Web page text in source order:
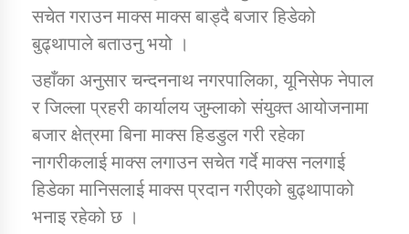
कर्णाली प्रविधि शिक्षालय जुम्लाको सुचना
सामाजिक बिकास कार्यालय जुम्लाकाे सुचना
सचेत गराउन माक्स माक्स बाड्दै बजार हिडेको
बुढ्थापाले बताउनु भयो ।
उहाँका अनुसार चन्दननाथ नगरपालिका, यूनिसेफ नेपाल
र जिल्ला प्रहरी कार्यालय जुम्लाको संयुक्त आयोजनामा
बजार क्षेत्रमा बिना माक्स हिडडुल गरी रहेका
नागरीकलाई माक्स लगाउन सचेत गर्दे माक्स नलगाई
हिडेका मानिसलाई माक्स प्रदान गरीएको बुढ्थापाको
भनाइ रहेको छ ।